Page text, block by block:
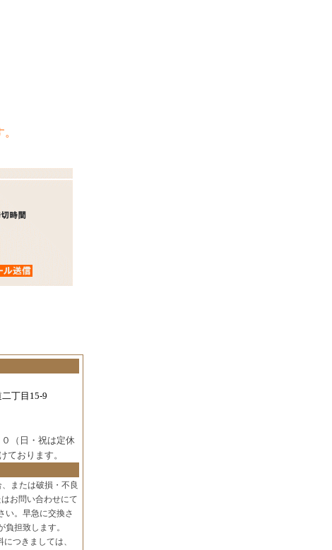
丁目15-9
（日・祝は定休
ております。
または破損・不良
お問い合わせにて
い。早急に交換さ
担致します。
つきましては、